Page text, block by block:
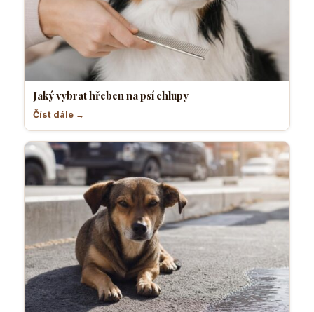
Jaký vybrat hřeben na psí chlupy
Číst dále →